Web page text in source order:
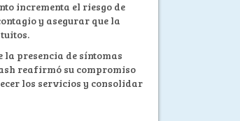
incrementa el riesgo de
y asegurar que la
presencia de síntomas
reafirmó su compromiso
los servicios y consolidar